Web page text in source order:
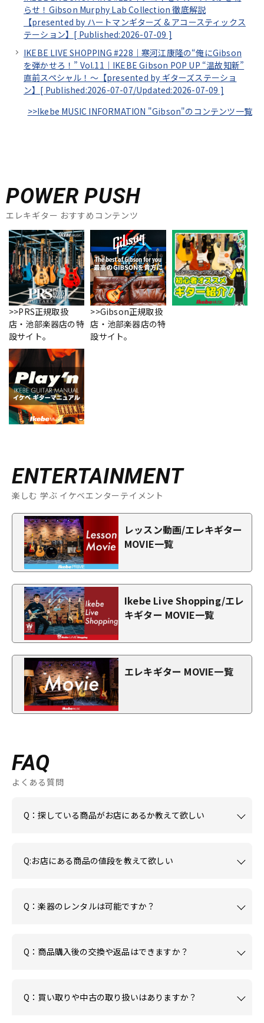
らせ！Gibson Murphy Lab Collection 徹底解説
【presented by ハートマンギターズ & アコースティックス
テーション】[ Published:2026-07-09 ]
IKEBE LIVE SHOPPING #228｜寒河江康隆の“俺にGibson
を弾かせろ！” Vol.11｜IKEBE Gibson POP UP “温故知新”
直前スペシャル！～【presented by ギターズステーショ
ン】[ Published:2026-07-07/Updated:2026-07-09 ]
>>Ikebe MUSIC INFORMATION "Gibson"のコンテンツ一覧
POWER PUSH
エレキギター おすすめコンテンツ
>>PRS正規取扱
店・池部楽器店の特
設サイト。
>>Gibson正規取扱
店・池部楽器店の特
設サイト。
ENTERTAINMENT
楽しむ 学ぶ イケベエンターテイメント
レッスン動画/エレキギター
MOVIE一覧
Ikebe Live Shopping/エレ
キギター MOVIE一覧
エレキギター MOVIE一覧
FAQ
よくある質問
Q：探している商品がお店にあるか教えて欲しい
Q:お店にある商品の値段を教えて欲しい
Q：楽器のレンタルは可能ですか？
Q：商品購入後の交換や返品はできますか？
Q：買い取りや中古の取り扱いはありますか？